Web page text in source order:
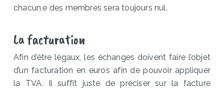
chacun.e des membres sera toujours nul.
La facturation
Afin d’être légaux, les échanges doivent faire l’objet
d’un facturation en euros afin de pouvoir appliquer
la TVA. Il suffit juste de préciser sur la facture